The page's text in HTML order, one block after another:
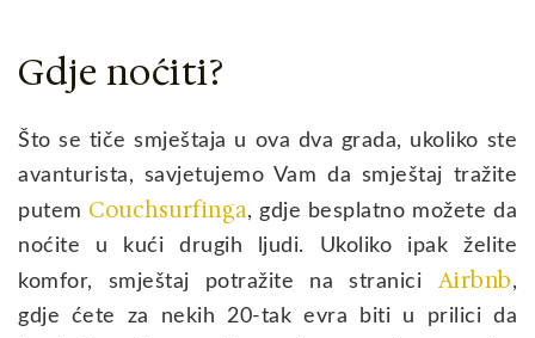
Gdje noćiti?
Što se tiče smještaja u ova dva grada, ukoliko ste
avanturista, savjetujemo Vam da smještaj tražite
putem Couchsurfinga, gdje besplatno možete da
noćite u kući drugih ljudi. Ukoliko ipak želite
komfor, smještaj potražite na straniciAirbnb,
gdje ćete za nekih 20-tak evra biti u prilici da